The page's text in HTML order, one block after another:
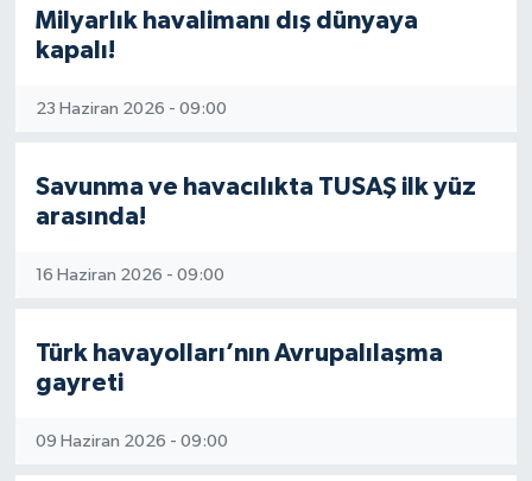
Milyarlık havalimanı dış dünyaya
kapalı!
23 Haziran 2026 - 09:00
Savunma ve havacılıkta TUSAŞ ilk yüz
arasında!
16 Haziran 2026 - 09:00
Türk havayolları’nın Avrupalılaşma
gayreti
09 Haziran 2026 - 09:00